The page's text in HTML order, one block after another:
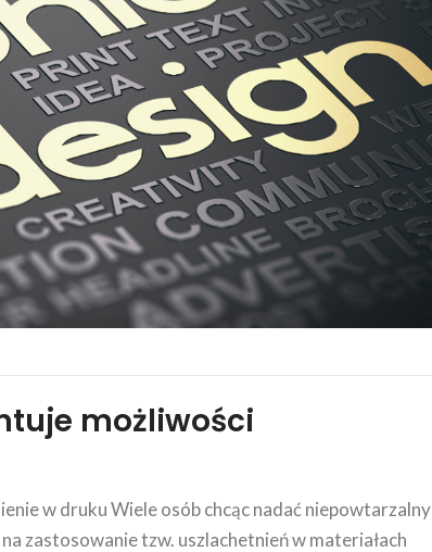
możliwości
w druku Wiele osób chcąc nadać niepowtarzalny
zastosowanie tzw. uszlachetnień w materiałach